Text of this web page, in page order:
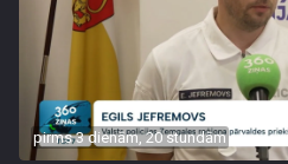
pirms 3 dienām, 20 stundām